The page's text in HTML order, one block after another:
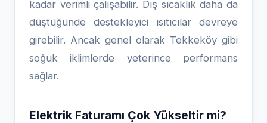
kadar verimli çalışabilir. Dış sıcaklık daha da
düştüğünde destekleyici ısıtıcılar devreye
girebilir. Ancak genel olarak Tekkeköy gibi
soğuk iklimlerde yeterince performans
sağlar.
Elektrik Faturamı Çok Yükseltir mi?